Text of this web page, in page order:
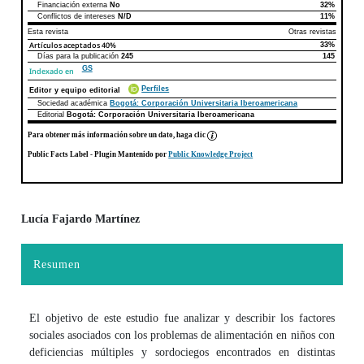
Financiación externa No
32%
Conflictos de intereses N/D
11%
Esta revista
Otras revistas
Artículos aceptados40%
33%
Días para la publicación245 145
Indexado en GS
Editor y equipo editorial
Perfiles
Sociedad académica Bogotá: Corporación Universitaria Iberoamericana
Editorial
Bogotá: Corporación Universitaria Iberoamericana
Para obtener más información sobre un dato, haga clic
Public Facts Label - Plugin Mantenido porPublic Knowledge Project
Contenido principal del artículo
Lucía Fajardo Martínez
Resumen
El objetivo de este estudio fue analizar y describir los factores
sociales asociados con los problemas de alimentación en niños con
deficiencias múltiples y sordociegos encontrados en distintas